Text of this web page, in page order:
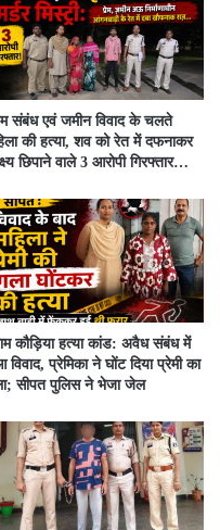
संबंध एवं जमीन विवाद के चलते
की हत्या, शव को रेत में दफनाकर
छिपाने वाले 3 आरोपी गिरफ्तार…
कौड़िया हत्या कांड: अवैध संबंध में
विवाद, प्रेमिका ने घोंट दिया प्रेमी का
सीपत पुलिस ने भेजा जेल